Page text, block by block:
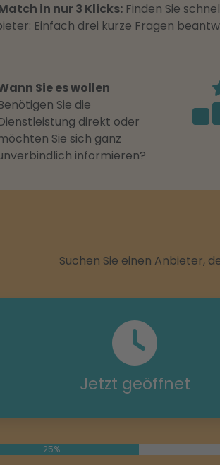
in nur 3 Klicks: Finden Sie
Einfach drei kurze Fragen
Sie es wollen
Sie die
direkt oder
Sie sich ganz
informieren?
Suchen Sie einen Anbieter,
Jetzt geöffnet
25%